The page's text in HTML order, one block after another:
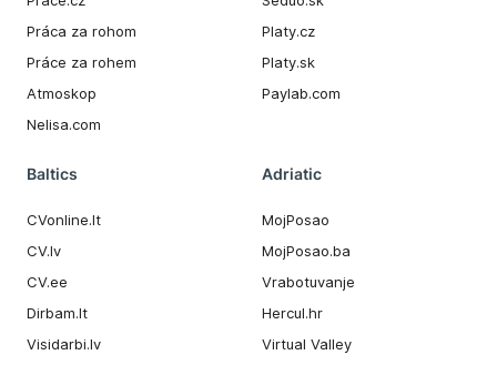
Práca za rohom
Práce za rohem
Atmoskop
Nelisa.com
Platy.cz
Platy.sk
Paylab.com
Baltics
CVonline.lt
CV.lv
CV.ee
Dirbam.It
Visidarbi.lv
Adriatic
MojPosao
MojPosao.ba
Vrabotuvanje
Hercul.hr
Virtual Valley